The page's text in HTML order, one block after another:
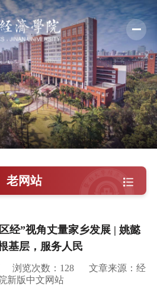
老网站
经”视角丈量家乡发展 | 姚懿
基层，服务人民
浏览次数： 128
文章来源：经
新版中文网站